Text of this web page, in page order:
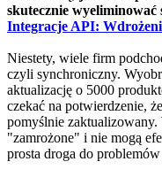
skutecznie
Integracje API:
Niestety, wiele firm
czyli synchroniczny.
aktualizację o 5000
czekać na potwierdzenie,
pomyślnie zaktualizowany.
"zamrożone" i nie mogą
prosta droga do